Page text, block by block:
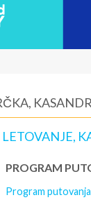
PROGRAM
Program putovanja